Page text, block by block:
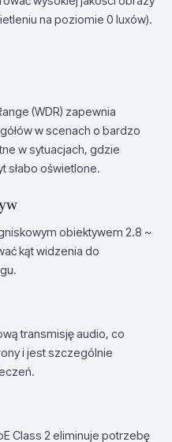
na poziomie 0 luxów).
(WDR) zapewnia
w scenach o bardzo
w sytuacjach, gdzie
słabo oświetlone.
obiektywem 2.8 ~
kąt widzenia do
transmisję audio, co
i jest szczególnie
Class 2 eliminuje potrzebę